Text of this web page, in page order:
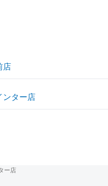
店
ンター店
ー店